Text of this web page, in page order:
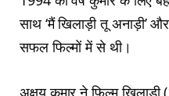
साथ ‘मैं खिलाड़ी तू अनाड़ी’ और
सफल फिल्मों में से थी।
अक्षय कुमार ने फिल्म